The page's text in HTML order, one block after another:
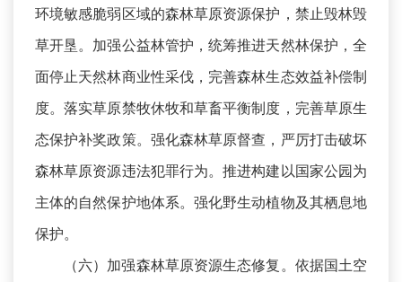
环境敏感脆弱区域的森林草原资源保护，禁止毁林毁
草开垦。加强公益林管护，统筹推进天然林保护，全
面停止天然林商业性采伐，完善森林生态效益补偿制
度。落实草原禁牧休牧和草畜平衡制度，完善草原生
态保护补奖政策。强化森林草原督查，严厉打击破坏
森林草原资源违法犯罪行为。推进构建以国家公园为
主体的自然保护地体系。强化野生动植物及其栖息地
保护。
（六）加强森林草原资源生态修复。依据国土空